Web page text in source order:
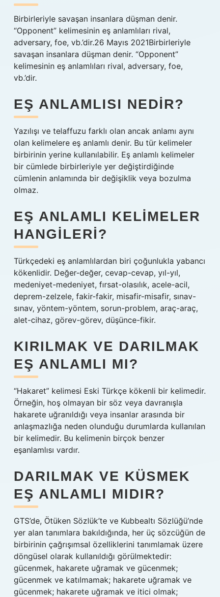
Birbirleriyle savaşan insanlara düşman denir.
“Opponent” kelimesinin eş anlamlıları rival,
adversary, foe, vb.’dir.26 Mayıs 2021Birbirleriyle
savaşan insanlara düşman denir. “Opponent”
kelimesinin eş anlamlıları rival, adversary, foe,
vb.’dir.
EŞ ANLAMLISI NEDIR?
Yazılışı ve telaffuzu farklı olan ancak anlamı aynı
olan kelimelere eş anlamlı denir. Bu tür kelimeler
birbirinin yerine kullanılabilir. Eş anlamlı kelimeler
bir cümlede birbirleriyle yer değiştirdiğinde
cümlenin anlamında bir değişiklik veya bozulma
olmaz.
EŞ ANLAMLI KELIMELER
HANGILERI?
Türkçedeki eş anlamlılardan biri çoğunlukla yabancı
kökenlidir. Değer-değer, cevap-cevap, yıl-yıl,
medeniyet-medeniyet, fırsat-olasılık, acele-acil,
deprem-zelzele, fakir-fakir, misafir-misafir, sınav-
sınav, yöntem-yöntem, sorun-problem, araç-araç,
alet-cihaz, görev-görev, düşünce-fikir.
KIRILMAK VE DARILMAK
EŞ ANLAMLI MI?
“Hakaret” kelimesi Eski Türkçe kökenli bir kelimedir.
Örneğin, hoş olmayan bir söz veya davranışla
hakarete uğranıldığı veya insanlar arasında bir
anlaşmazlığa neden olunduğu durumlarda kullanılan
bir kelimedir. Bu kelimenin birçok benzer
eşanlamlısı vardır.
DARILMAK VE KÜSMEK
EŞ ANLAMLI MIDIR?
GTS’de, Ötüken Sözlük’te ve Kubbealtı Sözlüğü’nde
yer alan tanımlara bakıldığında, her üç sözcüğün de
birbirinin çağrışımsal özelliklerini tanımlamak üzere
döngüsel olarak kullanıldığı görülmektedir:
gücenmek, hakarete uğramak ve gücenmek;
gücenmek ve katılmamak; hakarete uğramak ve
gücenmek; hakarete uğramak ve itici olmak;